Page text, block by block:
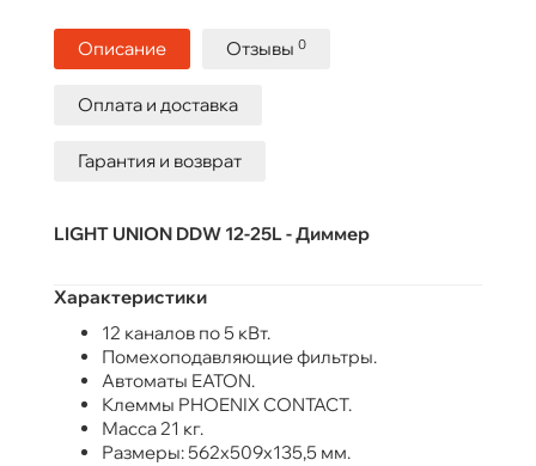
Описание Отзывы 0
Оплата и доставка
Гарантия и возврат
LIGHT UNION DDW 12-25L - Диммер
Характеристики
12 каналов по 5 кВт.
Помехоподавляющие фильтры.
Автоматы EATON.
Клеммы PHOENIX CONTACT.
Масса 21 кг.
Размеры: 562х509х135,5 мм.